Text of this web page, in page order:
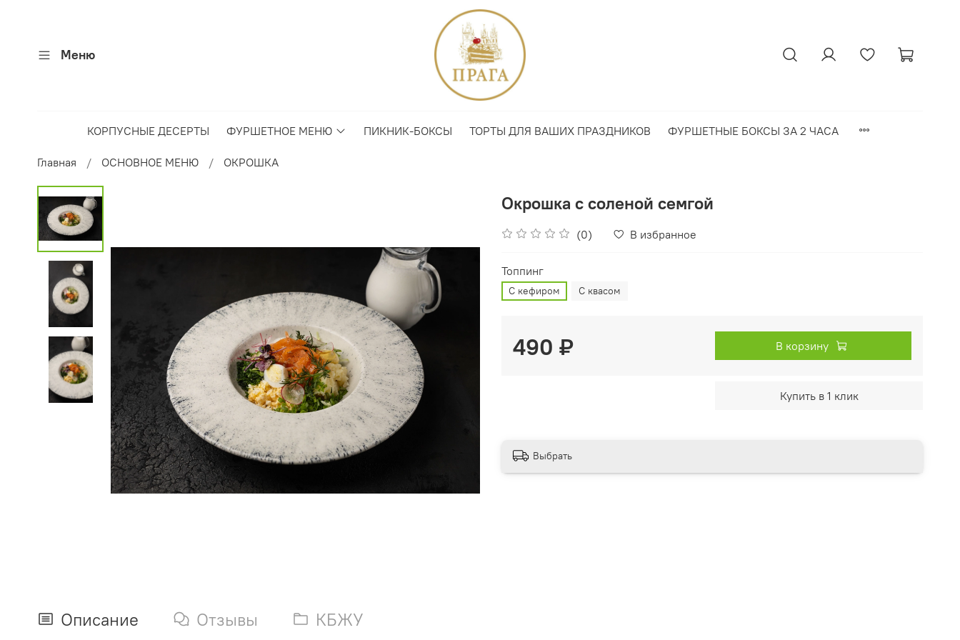
Меню
КОРПУСНЫЕ ДЕСЕРТЫ ФУРШЕТНОЕ МЕНЮ ПИКНИК-БОКСЫ ТОРТЫ ДЛЯ ВАШИХ ПРАЗДНИКОВ ФУРШЕТНЫЕ БОКСЫ ЗА 2 ЧАСА
Главная ОСНОВНОЕ МЕНЮ ОКРОШКА
Окрошка с соленой семгой
(0) В избранное
Топпинг
С кефиром С квасом
490 ₽ В корзину
Купить в 1 клик
Выбрать
Описание Отзывы КБЖУ